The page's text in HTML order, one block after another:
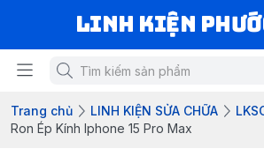
LINH KIỆN
Trang chủ LINH KIỆN SỬA CHỮA
Ron Ép Kính Iphone 15 Pro Max